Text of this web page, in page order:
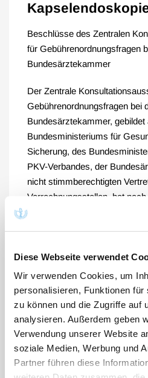
Diese Webseite verwendet
Wir verwenden Cookies, um
personalisieren, Funktionen
zu können und die Zugriffe auf
analysieren. Außerdem geben
Verwendung unserer Website
soziale Medien, Werbung und
Partner führen diese
Beschlüsse des Zentralen
für Gebührenordnungsfragen
Bundesärztekammer
Der Zentrale
Gebührenordnungsfragen bei
Bundesärztekammer, gebildet
Bundesministeriums für
Sicherung, des
PKV-Verbandes, der
nicht stimmberechtigten
Verrechnungsstellen, hat
Beratung am 8. 3. 2005
A 707 Untersuchung des
vorausgegangener
unteren Gastrointestinaltraktes
Analog Nr. 684 GOÄ plus
(2700 Punkte)
Voraussetzung für das